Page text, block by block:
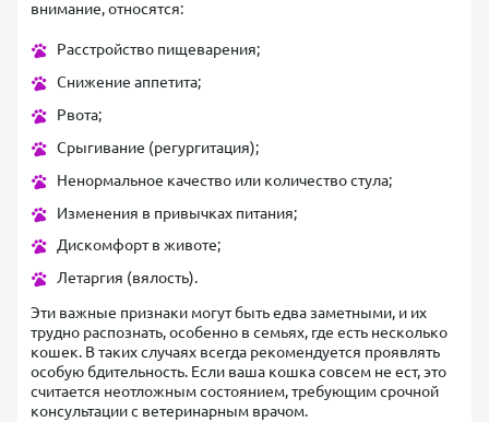
внимание, относятся:
Расстройство пищеварения;
Снижение аппетита;
Рвота;
Срыгивание (регургитация);
Ненормальное качество или количество стула;
Изменения в привычках питания;
Дискомфорт в животе;
Летаргия (вялость).
Эти важные признаки могут быть едва заметными, и их
трудно распознать, особенно в семьях, где есть несколько
кошек. В таких случаях всегда рекомендуется проявлять
особую бдительность. Если ваша кошка совсем не ест, это
считается неотложным состоянием, требующим срочной
консультации с ветеринарным врачом.